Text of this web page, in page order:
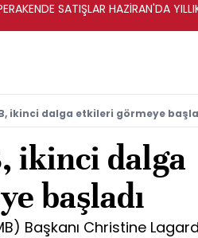
SATIŞLAR HAZİRAN'DA
ikinci dalga etkileri görmeye
ikinci dalga
başladı
Başkanı Christine